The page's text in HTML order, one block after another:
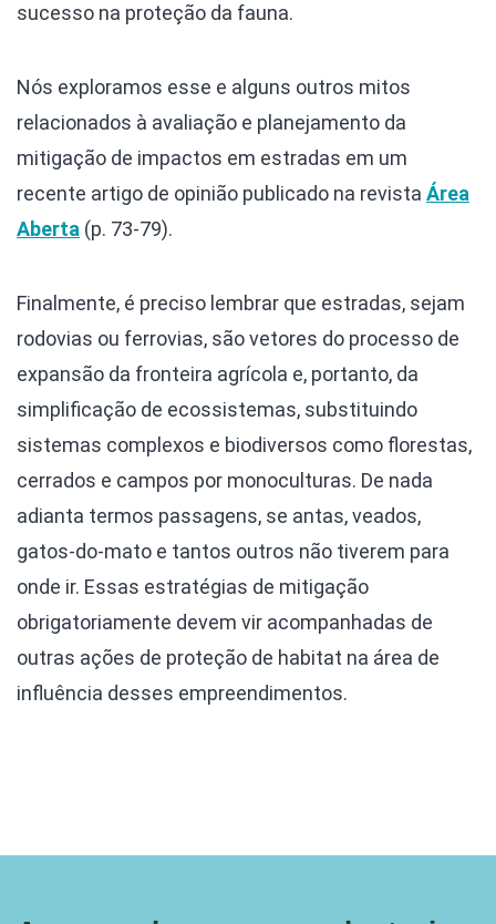
sucesso na proteção da fauna.
Nós exploramos esse e alguns outros mitos
relacionados à avaliação e planejamento da
mitigação de impactos em estradas em um
recente artigo de opinião publicado na revista Área
Aberta (p. 73-79).
Finalmente, é preciso lembrar que estradas, sejam
rodovias ou ferrovias, são vetores do processo de
expansão da fronteira agrícola e, portanto, da
simplificação de ecossistemas, substituindo
sistemas complexos e biodiversos como florestas,
cerrados e campos por monoculturas. De nada
adianta termos passagens, se antas, veados,
gatos-do-mato e tantos outros não tiverem para
onde ir. Essas estratégias de mitigação
obrigatoriamente devem vir acompanhadas de
outras ações de proteção de habitat na área de
influência desses empreendimentos.